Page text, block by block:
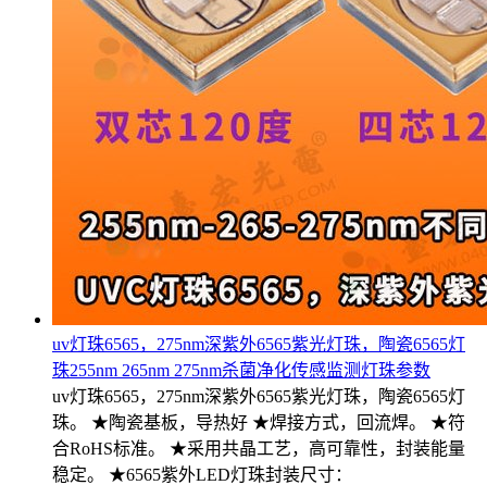
uv灯珠6565，275nm深紫外6565紫光灯珠，陶瓷6565灯
珠255nm 265nm 275nm杀菌净化传感监测灯珠参数
uv灯珠6565，275nm深紫外6565紫光灯珠，陶瓷6565灯
珠。 ★陶瓷基板，导热好 ★焊接方式，回流焊。 ★符
合RoHS标准。 ★采用共晶工艺，高可靠性，封装能量
稳定。 ★6565紫外LED灯珠封装尺寸：